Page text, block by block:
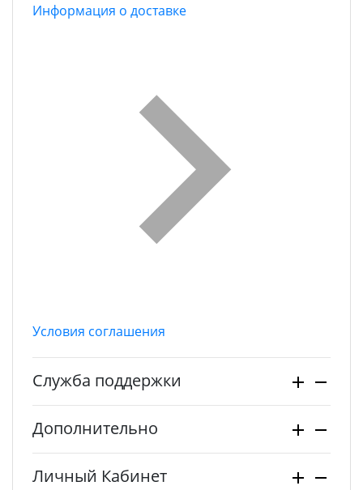
Информация о доставке
Условия соглашения
Служба поддержки
Дополнительно
Личный Кабинет